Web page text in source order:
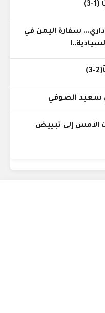
3)
سفارة اليمن في
سعيد الصوفي
الأمس إلى تبييض